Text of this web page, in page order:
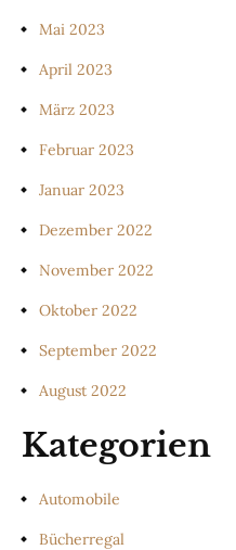
Mai 2023
April 2023
März 2023
Februar 2023
Januar 2023
Dezember 2022
November 2022
Oktober 2022
September 2022
August 2022
Kategorien
Automobile
Bücherregal